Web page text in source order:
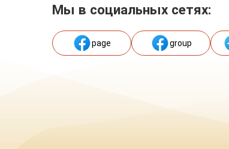
Мы в социальных сетях:
page group